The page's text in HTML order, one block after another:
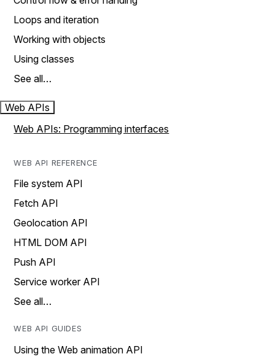
Loops and iteration
Working with objects
Using classes
See all…
Web APIs
Web APIs: Programming interfaces
WEB API REFERENCE
File system API
Fetch API
Geolocation API
HTML DOM API
Push API
Service worker API
See all…
WEB API GUIDES
Using the Web animation API